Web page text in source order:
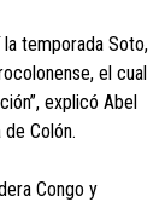
la temporada Soto,
el cual
explicó Abel
Colón.
Congo y